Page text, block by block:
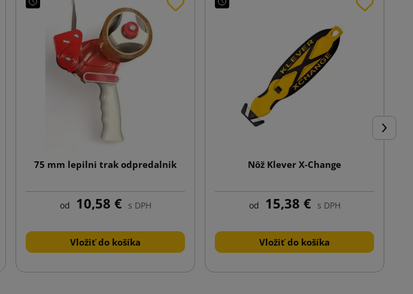
Ďalej
75 mm lepilni trak odpredalnik
od 10,58 € s DPH
Vložiť do košíka
Nôž Klever X-Change
od 15,38 € s DPH
Vložiť do košíka